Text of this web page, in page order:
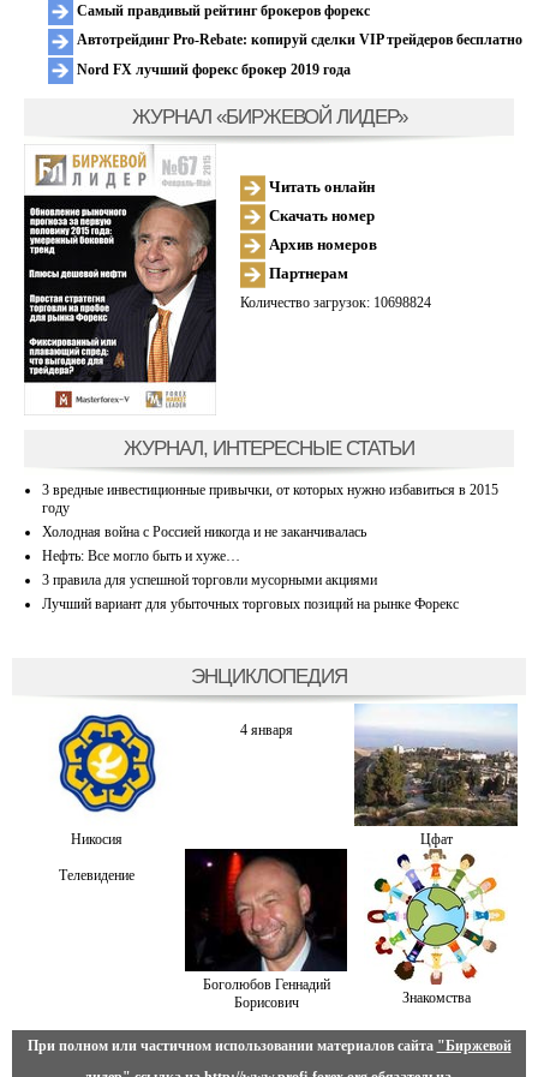
Самый правдивый рейтинг брокеров форекс
Автотрейдинг Pro-Rebate: копируй сделки VIP трейдеров бесплатно
Nord FX лучший форекс брокер 2019 года
ЖУРНАЛ «БИРЖЕВОЙ ЛИДЕР»
Читать онлайн
Скачать номер
Архив номеров
Партнерам
Количество загрузок: 10698824
ЖУРНАЛ, ИНТЕРЕСНЫЕ СТАТЬИ
3 вредные инвестиционные привычки, от которых нужно избавиться в 2015
году
Холодная война с Россией никогда и не заканчивалась
Нефть: Все могло быть и хуже…
3 правила для успешной торговли мусорными акциями
Лучший вариант для убыточных торговых позиций на рынке Форекс
ЭНЦИКЛОПЕДИЯ
Никосия
4 января
Цфат
Телевидение
Боголюбов Геннадий
Борисович
Знакомства
При полном или частичном использовании материалов сайта "Биржевой